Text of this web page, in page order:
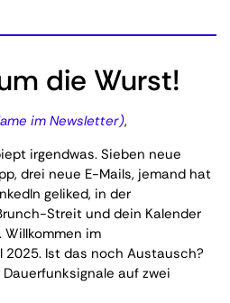
die Wurst!
im Newsletter),
irgendwas. Sieben neue
drei neue E-Mails, jemand hat
geliked, in der
Streit und dein Kalender
im
2025. Ist das noch Austausch?
auf zwei